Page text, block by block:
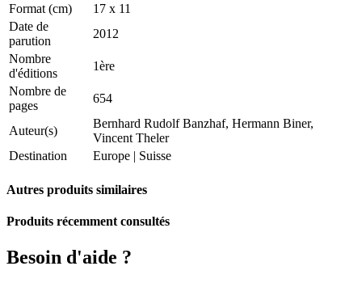
Format (cm)
17 x 11
Date de
parution
2012
Nombre
d'éditions
1ère
Nombre de
pages
654
Auteur(s)
Bernhard Rudolf Banzhaf, Hermann Biner,
Vincent Theler
Destination
Europe | Suisse
Autres produits similaires
Produits récemment consultés
Besoin d'aide ?